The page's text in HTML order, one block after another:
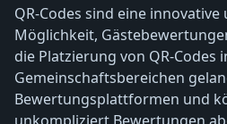
QR-Codes sind eine
Möglichkeit,
die Platzierung von QR-Codes
Gemeinschaftsbereichen
Bewertungsplattformen und